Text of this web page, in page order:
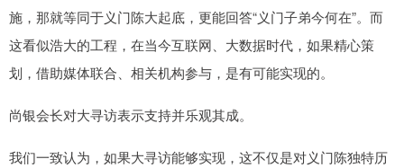
施，那就等同于义门陈大起底，更能回答“义门子弟今何在”。而
这看似浩大的工程，在当今互联网、大数据时代，如果精心策
划，借助媒体联合、相关机构参与，是有可能实现的。
尚银会长对大寻访表示支持并乐观其成。
我们一致认为，如果大寻访能够实现，这不仅是对义门陈独特历